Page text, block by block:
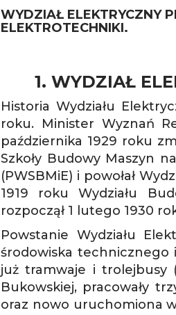
WYDZIAŁ ELEKTRYCZNY
ELEKTROTECHNIKI.
1. WYDZIAŁ
Historia Wydziału
roku. Minister Wyznań
października 1929 roku
Szkoły Budowy Maszyn
(PWSBMiE) i powołał
1919 roku Wydziału
rozpoczął 1 lutego 1930
Powstanie Wydziału
środowiska technicznego
już tramwaje i trolejbusy
Bukowskiej, pracowały
oraz nowo uruchomiona